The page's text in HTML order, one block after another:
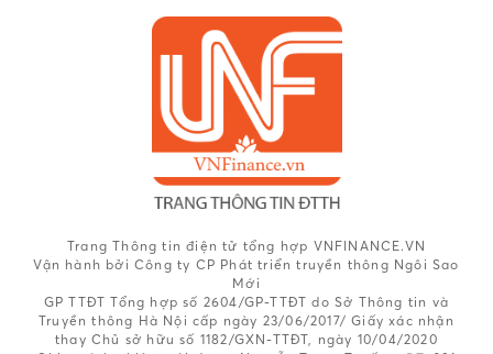
Trang Thông tin điện tử tổng hợp VNFINANCE.VN
Vận hành bởi Công ty CP Phát triển truyền thông Ngôi Sao
Mới
GP TTĐT Tổng hợp số 2604/GP-TTĐT do Sở Thông tin và
Truyền thông Hà Nội cấp ngày 23/06/2017/ Giấy xác nhận
thay Chủ sở hữu số 1182/GXN-TTĐT, ngày 10/04/2020